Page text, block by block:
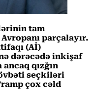
tam
parçalayır.
(Aİ)
dərəcədə inkişaf
qızğın
seçkiləri
çox cəld